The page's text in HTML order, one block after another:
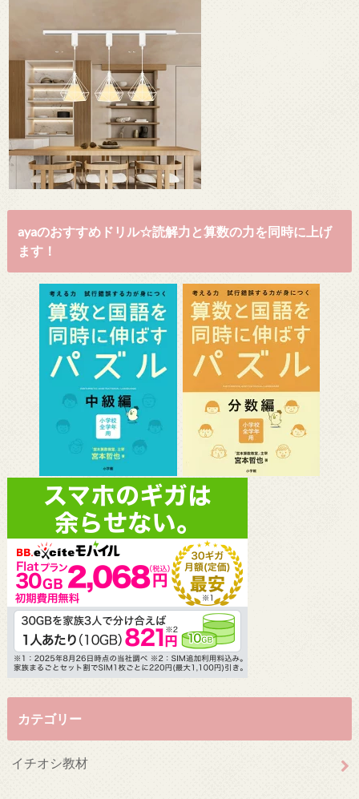
ayaのおすすめドリル☆読解力と算数の力を同時に上げ
ます！
カテゴリー
イチオシ教材